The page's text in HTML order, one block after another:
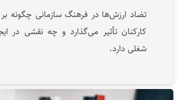
تضاد ارزش‌ها در فرهنگ سازمانی چگونه
کارکنان تأثیر می‌گذارد و چه نقشی در
شغلی دارد.